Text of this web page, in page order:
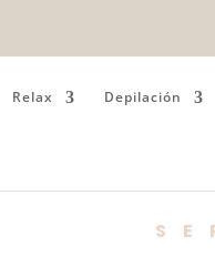
Relax Depilación